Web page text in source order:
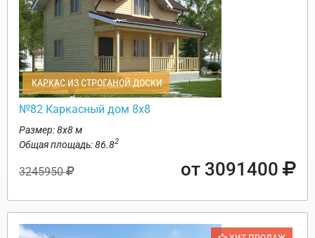
КАРКАС ИЗ СТРОГАНОЙ ДОСКИ
№82 Каркасный дом 8х8
Размер: 8х8 м
Общая площадь: 86.82
3245950 от 3091400